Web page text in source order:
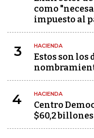
como
impuesto al
3 HACIENDA
Estos son los
4 HACIENDA
Centro
$60,2